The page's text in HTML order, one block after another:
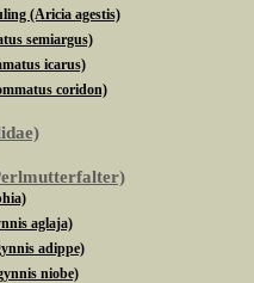
(Aricia agestis)
semiargus)
icarus)
coridon)
aglaja)
adippe)
niobe)